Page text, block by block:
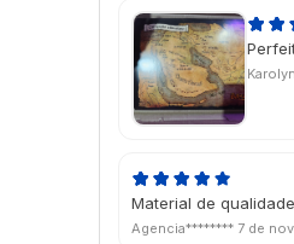
Material de
Agencia******** 7 de